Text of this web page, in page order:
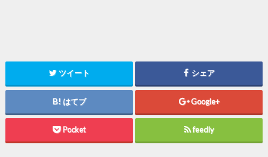
ツイート シェア
はてブ Google+
Pocket feedly